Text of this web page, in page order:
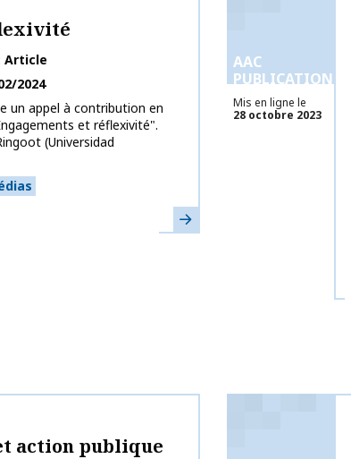
Article
2024
un appel à contribution en
et réflexivité".
(Universidad
En savoir plus
AAC
PUBLICATIONS
Mis en ligne le
28 octobre 2023
action publique